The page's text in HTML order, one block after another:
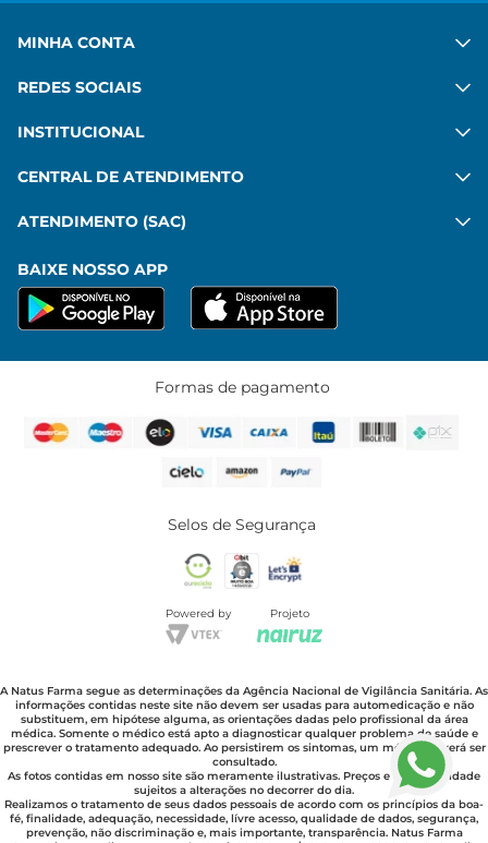
MINHA CONTA
REDES SOCIAIS
INSTITUCIONAL
CENTRAL DE ATENDIMENTO
ATENDIMENTO (SAC)
BAIXE NOSSO APP
Formas de pagamento
Selos de Segurança
Powered by Projeto
A Natus Farma segue as determinações da Agência Nacional de Vigilância Sanitária. As
informações contidas neste site não devem ser usadas para automedicação e não
substituem, em hipótese alguma, as orientações dadas pelo profissional da área
médica. Somente o médico está apto a diagnosticar qualquer problema de saúde e
prescrever o tratamento adequado. Ao persistirem os sintomas, um médico deverá ser
consultado.
As fotos contidas em nosso site são meramente ilustrativas. Preços e disponibilidade
sujeitos a alterações no decorrer do dia.
Realizamos o tratamento de seus dados pessoais de acordo com os princípios da boa-
fé, finalidade, adequação, necessidade, lívre acesso, qualidade de dados, segurança,
prevenção, não discriminação e, mais importante, transparência. Natus Farma